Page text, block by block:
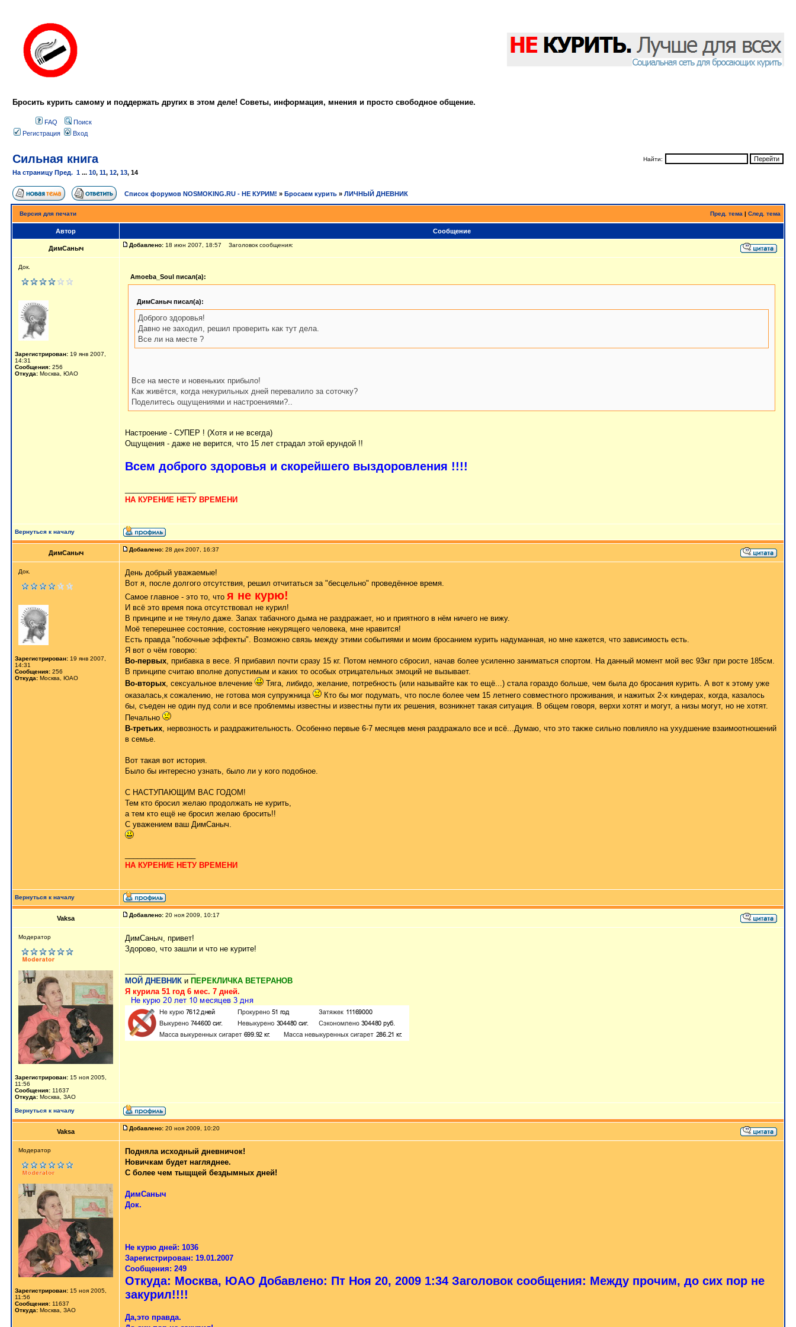
Бросить курить самому и поддержать других в этом деле! Советы, информация, мнения и просто свободное общение.
FAQ
Поиск
Регистрация
Вход
Сильная книга
На страницу Пред. 1 ... 10, 11, 12, 13, 14
Найти:
Список форумов NOSMOKING.RU - НЕ КУРИМ! » Бросаем курить » ЛИЧНЫЙ ДНЕВНИК
Версия для печати Пред. тема | След. тема
Автор Сообщение
ДимСаныч Добавлено: 18 июн 2007, 18:57 Заголовок сообщения:
Док.
Зарегистрирован: 19 янв 2007,
14:31
Сообщения: 256
Откуда: Москва, ЮАО
Amoeba_Soul писал(а):
ДимСаныч писал(а):
Доброго здоровья!
Давно не заходил, решил проверить как тут дела.
Все ли на месте ?
Все на месте и новеньких прибыло!
Как живётся, когда некурильных дней перевалило за соточку?
Поделитесь ощущениями и настроениями?..
Настроение - СУПЕР ! (Хотя и не всегда)
Ощущения - даже не верится, что 15 лет страдал этой ерундой !!
Всем доброго здоровья и скорейшего выздоровления !!!!
НА КУРЕНИЕ НЕТУ ВРЕМЕНИ
Вернуться к началу
ДимСаныч Добавлено: 28 дек 2007, 16:37
Док.
Зарегистрирован: 19 янв 2007,
14:31
Сообщения: 256
Откуда: Москва, ЮАО
День добрый уважаемые!
Вот я, после долгого отсутствия, решил отчитаться за "бесцельно" проведённое время.
Самое главное - это то, что я не курю!
И всё это время пока отсутствовал не курил!
В принципе и не тянуло даже. Запах табачного дыма не раздражает, но и приятного в нём ничего не вижу.
Моё теперешнее состояние, состояние некурящего человека, мне нравится!
Есть правда "побочные эффекты". Возможно связь между этими событиями и моим бросанием курить надуманная, но мне кажется, что зависимость есть.
Я вот о чём говорю:
Во-первых, прибавка в весе. Я прибавил почти сразу 15 кг. Потом немного сбросил, начав более усиленно заниматься спортом. На данный момент мой вес 93кг при росте 185см.
В принципе считаю вполне допустимым и каких то особых отрицательных эмоций не вызывает.
Во-вторых, сексуальное влечение
Тяга, либидо, желание, потребность (или называйте как то ещё...) стала гораздо больше, чем была до бросания курить. А вот к этому уже
оказалась,к сожалению, не готова моя супружница
Кто бы мог подумать, что после более чем 15 летнего совместного проживания, и нажитых 2-х киндерах, когда, казалось
бы, съеден не один пуд соли и все проблеммы известны и известны пути их решения, возникнет такая ситуация. В общем говоря, верхи хотят и могут, а низы могут, но не хотят.
Печально
В-третьих, нервозность и раздражительность. Особенно первые 6-7 месяцев меня раздражало все и всё...Думаю, что это также сильно повлияло на ухудшение взаимоотношений
в семье.
Вот такая вот история.
Было бы интересно узнать, было ли у кого подобное.
С НАСТУПАЮЩИМ ВАС ГОДОМ!
Тем кто бросил желаю продолжать не курить,
а тем кто ещё не бросил желаю бросить!!
С уважением ваш ДимСаныч.
НА КУРЕНИЕ НЕТУ ВРЕМЕНИ
Вернуться к началу
Vaksa Добавлено: 20 ноя 2009, 10:17
Модератор
Зарегистрирован: 15 ноя 2005,
11:56
Сообщения: 11637
Откуда: Москва, ЗАО
ДимСаныч, привет!
Здорово, что зашли и что не курите!
МОЙ ДНЕВНИК и ПЕРЕКЛИЧКА ВЕТЕРАНОВ
Я курила 51 год 6 мес. 7 дней.
Вернуться к началу
Vaksa Добавлено: 20 ноя 2009, 10:20
Модератор
Зарегистрирован: 15 ноя 2005,
11:56
Сообщения: 11637
Откуда: Москва, ЗАО
Подняла исходный дневничок!
Новичкам будет нагляднее.
С более чем тыщщей бездымных дней!
ДимСаныч
Док.
Не курю дней: 1036
Зарегистрирован: 19.01.2007
Сообщения: 249
Откуда: Москва, ЮАО Добавлено: Пт Ноя 20, 2009 1:34 Заголовок сообщения: Между прочим, до сих пор не
закурил!!!!
Да,это правда.